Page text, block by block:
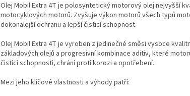
Olej Mobil Extra 4T je polosyntetický motorový olej nejvyšší
motocyklových motorů. Zvyšuje výkon motorů všech typů
dokonalejší ochranu a lepší čisticí schopnost.
Olej Mobil Extra 4T je vyroben z jedinečné směsi vysoce
základových olejů a progresivní kombinace aditiv, které
čisticí schopnosti, chrání proti korozi a opotřebení.
Mezi jeho klíčové vlastnosti a výhody patří: